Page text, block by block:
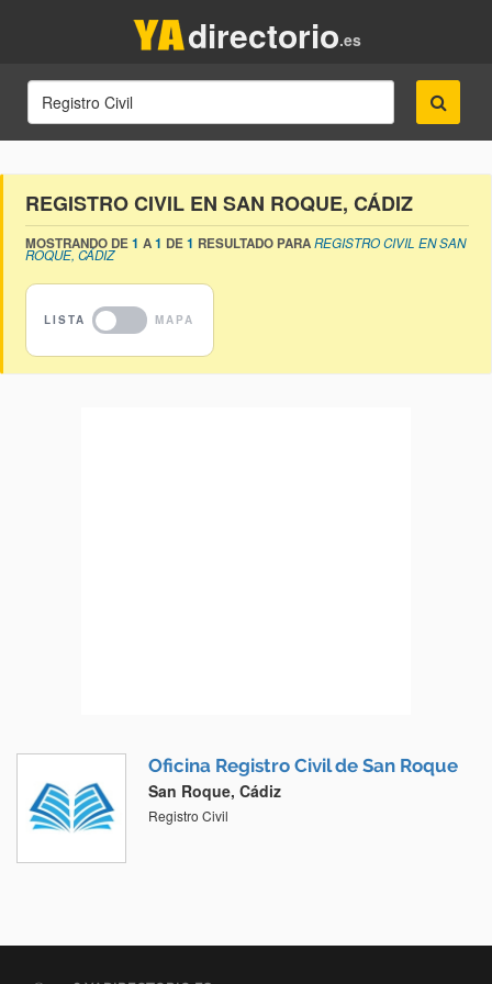
.es
directorio
REGISTRO CIVIL EN SAN ROQUE, CÁDIZ
MOSTRANDO DE1 A1 DE1 RESULTADO PARAREGISTRO CIVIL EN SAN
ROQUE, CÁDIZ
Oficina Registro Civil de San Roque
San Roque, Cádiz
Registro Civil